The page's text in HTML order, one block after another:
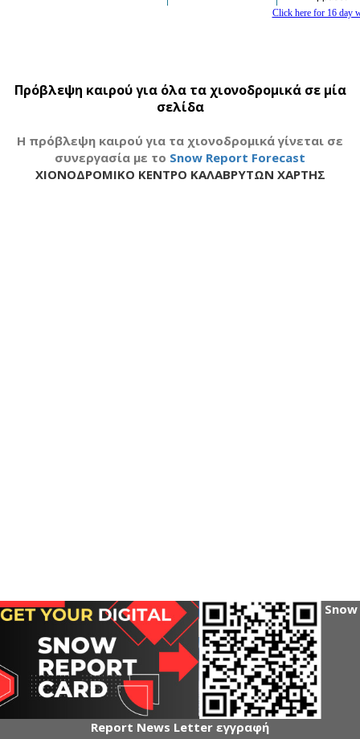
Πρόβλεψη καιρού για όλα τα χιονοδρομικά σε μία
σελίδα
H πρόβλεψη καιρού για τα χιονοδρομικά γίνεται σε
συνεργασία με το Snow Report Forecast
ΧΙΟΝΟΔΡΟΜΙΚΟ ΚΕΝΤΡΟ ΚΑΛΑΒΡΥΤΩΝ ΧΑΡΤΗΣ
Snow
Report News Letter εγγραφή